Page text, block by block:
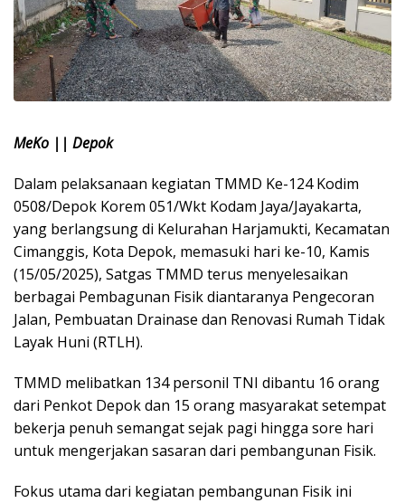
MeKo || Depok
Dalam pelaksanaan kegiatan TMMD Ke-124 Kodim
0508/Depok Korem 051/Wkt Kodam Jaya/Jayakarta,
yang berlangsung di Kelurahan Harjamukti, Kecamatan
Cimanggis, Kota Depok, memasuki hari ke-10, Kamis
(15/05/2025), Satgas TMMD terus menyelesaikan
berbagai Pembagunan Fisik diantaranya Pengecoran
Jalan, Pembuatan Drainase dan Renovasi Rumah Tidak
Layak Huni (RTLH).
TMMD melibatkan 134 personil TNI dibantu 16 orang
dari Penkot Depok dan 15 orang masyarakat setempat
bekerja penuh semangat sejak pagi hingga sore hari
untuk mengerjakan sasaran dari pembangunan Fisik.
Fokus utama dari kegiatan pembangunan Fisik ini